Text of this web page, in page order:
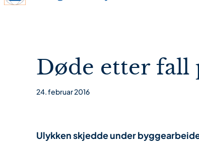
Døde etter fall
24. februar 2016
Ulykken skjedde under